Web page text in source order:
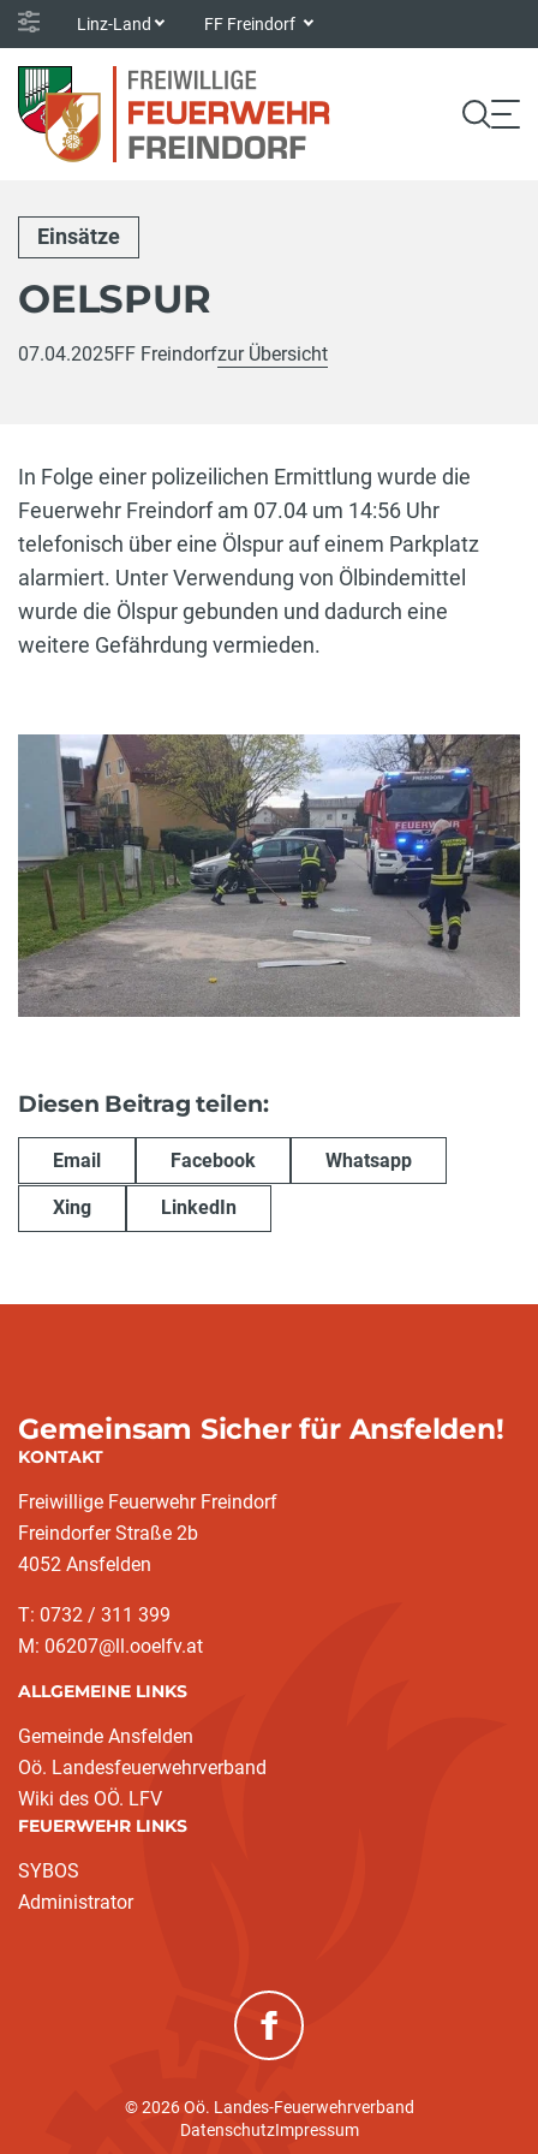
Linz-Land FF Freindorf
Einsätze
OELSPUR
07.04.2025FF Freindorfzur Übersicht
In Folge einer polizeilichen Ermittlung wurde die
Feuerwehr Freindorf am 07.04 um 14:56 Uhr
telefonisch über eine Ölspur auf einem Parkplatz
alarmiert. Unter Verwendung von Ölbindemittel
wurde die Ölspur gebunden und dadurch eine
weitere Gefährdung vermieden.
Diesen Beitrag teilen:
Email Facebook Whatsapp
Xing LinkedIn
Gemeinsam Sicher für Ansfelden!
KONTAKT
Freiwillige Feuerwehr Freindorf
Freindorfer Straße 2b
4052 Ansfelden
T: 0732 / 311 399
M: 06207@ll.ooelfv.at
ALLGEMEINE LINKS
Gemeinde Ansfelden
Oö. Landesfeuerwehrverband
Wiki des OÖ. LFV
FEUERWEHR LINKS
SYBOS
Administrator
(neues Fenster)
© 2026 Oö. Landes-Feuerwehrverband
DatenschutzImpressum